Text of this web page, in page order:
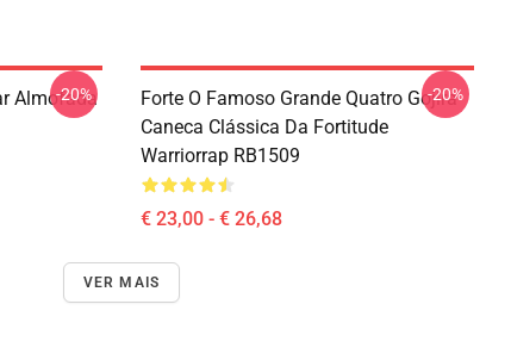
Almofada
-20%
Forte O Famoso Grande Quatro Gojira
Caneca Clássica Da Fortitude
Warriorrap RB1509
€ 23,00 - € 26,68
-20%
VER MAIS